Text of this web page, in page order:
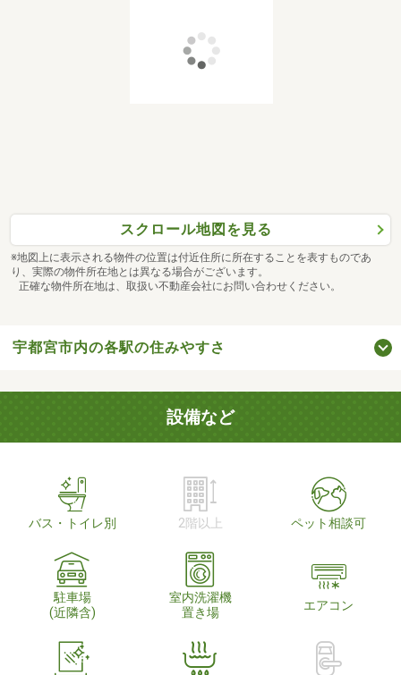
スクロール地図を見る
※地図上に表示される物件の位置は付近住所に所在することを表すものであ
り、実際の物件所在地とは異なる場合がございます。
正確な物件所在地は、取扱い不動産会社にお問い合わせください。
宇都宮市内の各駅の住みやすさ
設備など
バス・トイレ別 2階以上 ペット相談可
駐車場
(近隣含)
室内洗濯機
置き場
エアコン